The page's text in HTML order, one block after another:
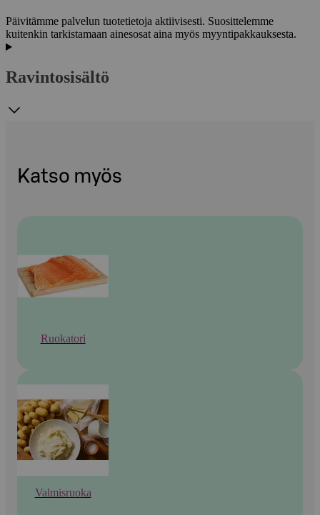
Päivitämme palvelun tuotetietoja aktiivisesti. Suosittelemme
kuitenkin tarkistamaan ainesosat aina myös myyntipakkauksesta.
Ravintosisältö
Katso myös
Ruokatori
Valmisruoka